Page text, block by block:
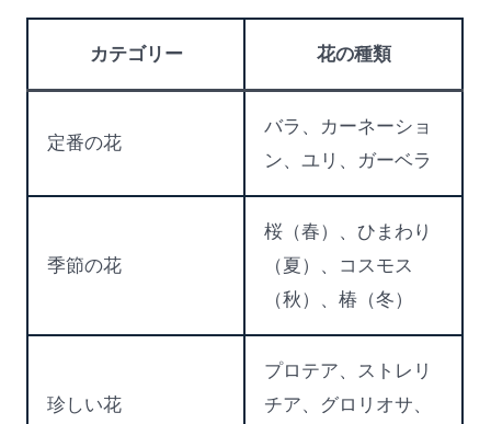
カテゴリー 花の種類
定番の花
バラ、カーネーショ
ン、ユリ、ガーベラ
季節の花
桜（春）、ひまわり
（夏）、コスモス
（秋）、椿（冬）
珍しい花
プロテア、ストレリ
チア、グロリオサ、